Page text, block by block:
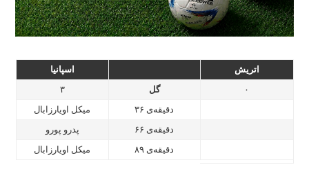
اتریش
اسپانیا
۰
گل
۳
دقیقه‌ی ۳۶
میکل اویارزابال
دقیقه‌ی ۶۶
پدرو پورو
دقیقه‌ی ۸۹
میکل اویارزابال